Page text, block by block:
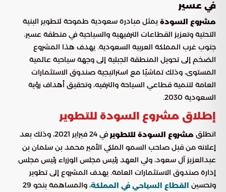
في عسير
مشروع السودة يمثل مبادرة سعودية طموحة لتطوير البنية
التحتية وتعزيز القطاعات الترفيهية والسياحية في منطقة عسير،
جنوب غرب المملكة العربية السعودية. يهدف هذا المشروع
الضخم إلى تحويل المنطقة الجبلية إلى وجهة سياحية عالمية
المستوى، وذلك تماشيًا مع استراتيجية صندوق الاستثمارات
العامة لتنمية قطاعي السياحة والترفيه، وتحقيق أهداف رؤية
السعودية 2030.
إطلاق مشروع السودة للتطوير
انطلق مشروع السودة للتطوير
في 24 فبراير 2021، وذلك بعد
إعلانه من قبل صاحب السمو الملكي الأمير محمد بن سلمان بن
عبدالعزيز آل سعود، ولي العهد رئيس مجلس الوزراء رئيس مجلس
إدارة صندوق الاستثمارات العامة. يهدف المشروع إلى تطوير
وتحسين القطاع السياحي في المملكة
، والمساهمة بنحو 29